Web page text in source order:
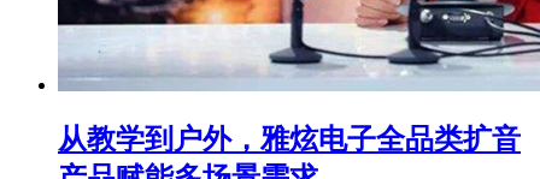
从教学到户外，雅炫电子全品类扩音